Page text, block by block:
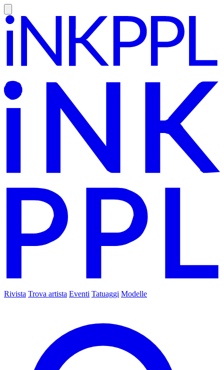
Rivista Trova artista Eventi Tatuaggi Modelle